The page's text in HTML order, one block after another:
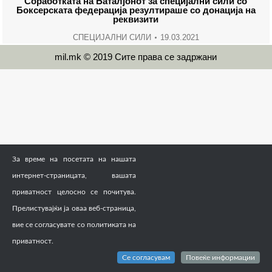
Боксерската федерација резултираше со донација на
реквизити
СПЕЦИЈАЛНИ СИЛИ 19.03.2021
mil.mk © 2019 Сите права се задржани
За време на посетата на нашата
интернет-страницата, вашата
приватност целосно се почитува.
Прелистувајќи ја оваа веб-страница,
вие се согласувате со политиката на
приватност.
Се согласувам Повеќе информации